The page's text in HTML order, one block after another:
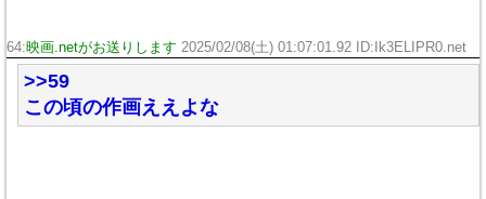
64:映画.netがお送りします 2025/02/08(土) 01:07:01.92 ID:Ik3ELIPR0.net
>>59
この頃の作画ええよな